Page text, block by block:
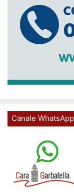
Canale WhatsApp